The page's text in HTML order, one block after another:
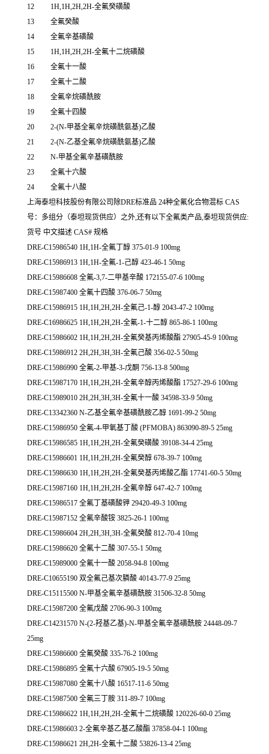
12
1H,1H,2H,2H-全氟癸磺酸
13
全氟癸酸
14
全氟辛基磺酸
15
1H,1H,2H,2H-全氟十二烷磺酸
16
全氟十一酸
17
全氟十二酸
18
全氟辛烷磺酰胺
19
全氟十四酸
20
2-(N-甲基全氟辛烷磺酰氨基)乙酸
21
2-(N-乙基全氟辛烷磺酰氨基)乙酸
22
N-甲基全氟辛基磺酰胺
23
全氟十六酸
24
全氟十八酸
上海泰坦科技股份有限公司除DRE标准品 24种全氟化合物混标 CAS
号：多组分（泰坦现货供应）之外,还有以下全氟类产品,泰坦现货供应:
货号 中文描述 CAS# 规格
DRE-C15986540 1H,1H-全氟丁醇 375-01-9 100mg
DRE-C15986913 1H,1H-全氟-1-己醇 423-46-1 50mg
DRE-C15986608 全氟-3,7-二甲基辛酸 172155-07-6 100mg
DRE-C15987400 全氟十四酸 376-06-7 50mg
DRE-C15986915 1H,1H,2H,2H-全氟己-1-醇 2043-47-2 100mg
DRE-C16986625 1H,1H,2H,2H-全氟-1-十二醇 865-86-1 100mg
DRE-C15986602 1H,1H,2H,2H-全氟癸基丙烯酸酯 27905-45-9 100mg
DRE-C15986912 2H,2H,3H,3H-全氟己酸 356-02-5 50mg
DRE-C15986990 全氟-2-甲基-3-戊酮 756-13-8 500mg
DRE-C15987170 1H,1H,2H,2H-全氟辛醇丙烯酸酯 17527-29-6 100mg
DRE-C15989010 2H,2H,3H,3H-全氟十一酸 34598-33-9 50mg
DRE-C13342360 N-乙基全氟辛基磺酰胺乙醇 1691-99-2 50mg
DRE-C15986950 全氟-4-甲氧基丁酸 (PFMOBA) 863090-89-5 25mg
DRE-C15986585 1H,1H,2H,2H-全氟癸磺酸 39108-34-4 25mg
DRE-C15986601 1H,1H,2H,2H-全氟癸醇 678-39-7 100mg
DRE-C15986630 1H,1H,2H,2H-全氟癸基丙烯酸乙酯 17741-60-5 50mg
DRE-C15987160 1H,1H,2H,2H-全氟辛醇 647-42-7 100mg
DRE-C15986517 全氟丁基磺酸钾 29420-49-3 100mg
DRE-C15987152 全氟辛酸铵 3825-26-1 100mg
DRE-C15986604 2H,2H,3H,3H-全氟癸酸 812-70-4 10mg
DRE-C15986620 全氟十二酸 307-55-1 50mg
DRE-C15989000 全氟十一酸 2058-94-8 100mg
DRE-C10655190 双全氟己基次膦酸 40143-77-9 25mg
DRE-C15115500 N-甲基全氟辛基磺酰胺 31506-32-8 50mg
DRE-C15987200 全氟戊酸 2706-90-3 100mg
DRE-C14231570 N-(2-羟基乙基)-N-甲基全氟辛基磺酰胺 24448-09-7
25mg
DRE-C15986600 全氟癸酸 335-76-2 100mg
DRE-C15986895 全氟十六酸 67905-19-5 50mg
DRE-C15987080 全氟十八酸 16517-11-6 50mg
DRE-C15987500 全氟三丁胺 311-89-7 100mg
DRE-C15986622 1H,1H,2H,2H-全氟十二烷磺酸 120226-60-0 25mg
DRE-C15986603 2-全氟辛基乙基乙酸酯 37858-04-1 100mg
DRE-C15986621 2H,2H-全氟十二酸 53826-13-4 25mg